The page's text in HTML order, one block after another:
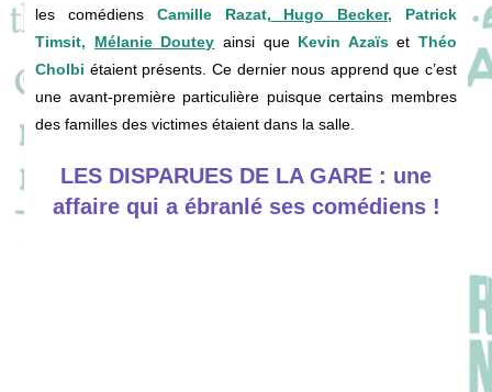
les comédiens Camille Razat, Hugo Becker, Patrick
Timsit, Mélanie Doutey ainsi que Kevin Azaïset Théo
Cholbi étaient présents. Ce dernier nous apprend que c’est
une avant-première particulière puisque certains membres
des familles des victimes étaient dans la salle.
LES DISPARUES DE LA GARE : une
affaire qui a ébranlé ses comédiens !